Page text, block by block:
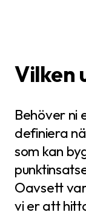
Vilken
Behöver ni
definiera
som kan
Oavsett
vi er att